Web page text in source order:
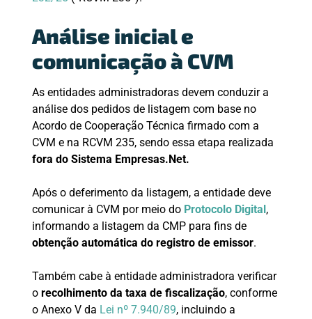
Análise inicial e
comunicação à CVM
As entidades administradoras devem conduzir a
análise dos pedidos de listagem com base no
Acordo de Cooperação Técnica firmado com a
CVM e na RCVM 235, sendo essa etapa realizada
fora do Sistema Empresas.Net.
Após o deferimento da listagem, a entidade deve
comunicar à CVM por meio do Protocolo Digital ,
informando a listagem da CMP para fins de
obtenção automática do registro de emissor.
Também cabe à entidade administradora verificar
o recolhimento da taxa de fiscalização, conforme
o Anexo V da Lei nº 7.940/89, incluindo a